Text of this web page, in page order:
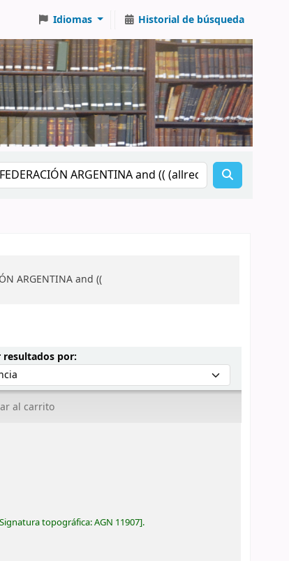
Idiomas Historial de búsqueda
ARGENTINA and ((
resultados por:Ordenar por:
al carrito
Signatura topográfica:AGN 11907 .